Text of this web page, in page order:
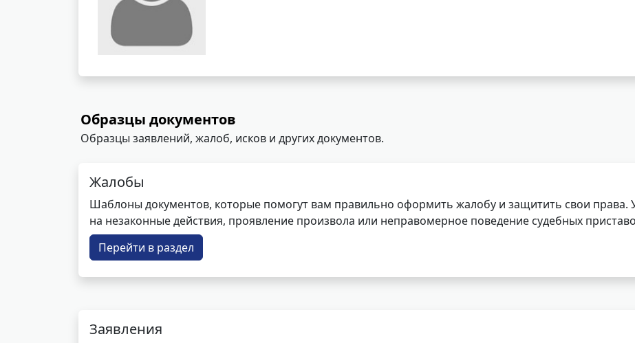
Образцы документов
Образцы заявлений, жалоб, исков и других документов.
Жалобы
Шаблоны документов, которые помогут вам правильно оформить жалобу и защитить свои права.
на незаконные действия, проявление произвола или неправомерное поведение судебных
Перейти в раздел
Заявления